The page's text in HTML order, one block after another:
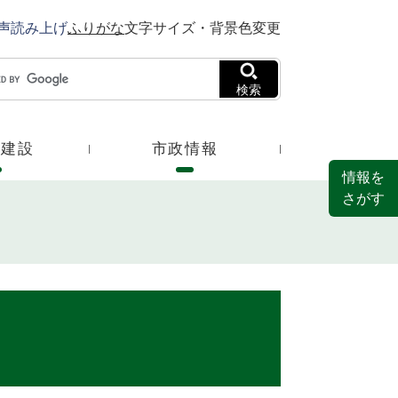
読み上げふりがな文字サイズ・背景色変更
検索
設 市政情報
情報を
さがす